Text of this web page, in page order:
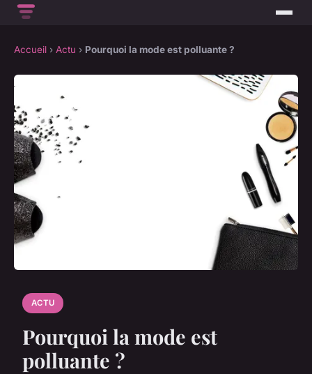
Accueil › Actu › Pourquoi la mode est polluante ?
ACTU
Pourquoi la mode est
polluante ?